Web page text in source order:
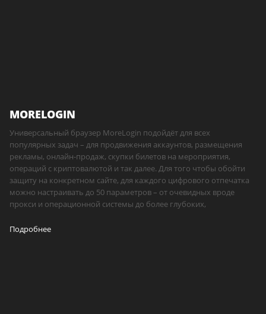
MORELOGIN
Универсальный браузер MoreLogin подойдёт для всех
популярных задач – для продвижения аккаунтов, размещения
рекламы, онлайн-продаж, скупки билетов на мероприятия,
операций с криптовалютой и так далее. Для того чтобы обойти
защиту на конкретном сайте, для каждого цифрового отпечатка
можно настраивать до 50 параметров – от очевидных вроде
прокси и операционной системы до более глубоких,
Подробнее